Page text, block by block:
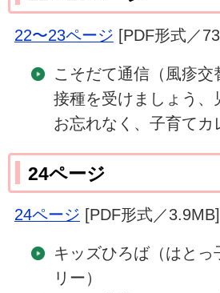
22〜23ページ [PDF形式／
こそだて通信（風疹
接種を受けましょう、
お忘れなく、子育てカ
24ページ
24ページ [PDF形式／3.9MB]
キッズひろば（はとっ
リー）